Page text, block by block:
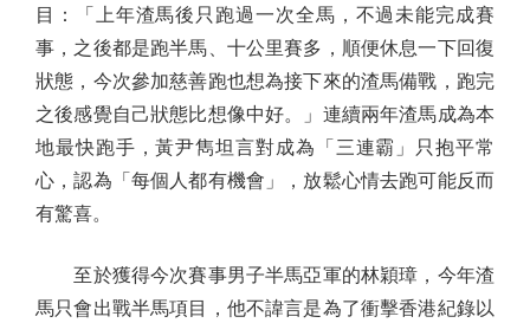
目：「上年渣馬後只跑過一次全馬，不過未能完成賽
事，之後都是跑半馬、十公里賽多，順便休息一下回復
狀態，今次參加慈善跑也想為接下來的渣馬備戰，跑完
之後感覺自己狀態比想像中好。」連續兩年渣馬成為本
地最快跑手，黃尹雋坦言對成為「三連霸」只抱平常
心，認為「每個人都有機會」，放鬆心情去跑可能反而
有驚喜。
至於獲得今次賽事男子半馬亞軍的林穎璋，今年渣
馬只會出戰半馬項目，他不諱言是為了衝擊香港紀錄以